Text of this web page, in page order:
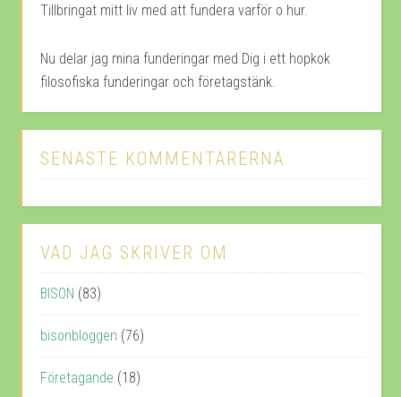
Tillbringat mitt liv med att fundera varför o hur.
Nu delar jag mina funderingar med Dig i ett hopkok
filosofiska funderingar och företagstänk.
SENASTE KOMMENTARERNA
VAD JAG SKRIVER OM
BISON (83)
bisonbloggen (76)
Företagande (18)